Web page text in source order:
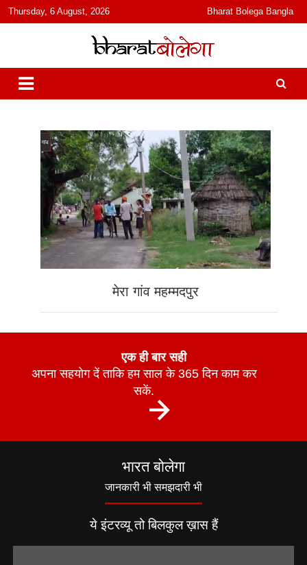
content
Thursday, 6 August, 2026 Bharat Bolega Bangla
भारत बोलेगा
हिंदी में समाचार, विचार, ऑडियो, वीडियो और फ़ीचर. भारत बोलेगा हिंदी न्यूज़ वेबसाइट
India: News, Views, Info, Trends & Podcast I जानकारी भी समझदारी भी
और पॉडकास्ट
मेरा गांव महम्मदपुर
एक ही बार सही
अपना सहयोग दें ताकि हम साल के 365 दिन काम कर
सकें.
भारत बोलेगा
जानकारी भी समझदारी भी
ये इंटरव्यू तो बिलकुल ख़ास हैं